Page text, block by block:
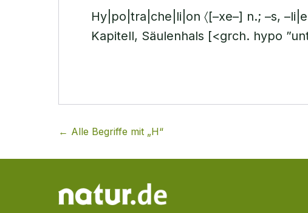
Hy|po|tra|che|li|on 〈[–xe–] n.; –s,
Kapitell, Säulenhals [<grch. hypo
← Alle Begriffe mit „H“